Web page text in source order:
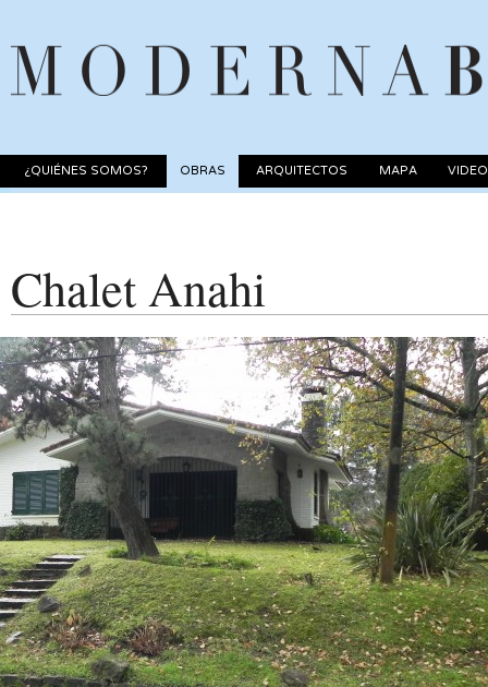
¿QUIÉNES SOMOS? OBRAS ARQUITECTOS MAPA
Chalet Anahi